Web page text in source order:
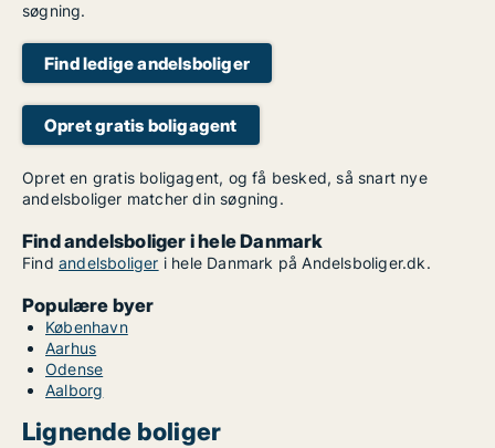
søgning.
Find ledige andelsboliger
Opret gratis boligagent
Opret en gratis boligagent, og få besked, så snart nye
andelsboliger matcher din søgning.
Find andelsboliger i hele Danmark
Find andelsboliger i hele Danmark på Andelsboliger.dk.
Populære byer
København
Aarhus
Odense
Aalborg
Lignende boliger